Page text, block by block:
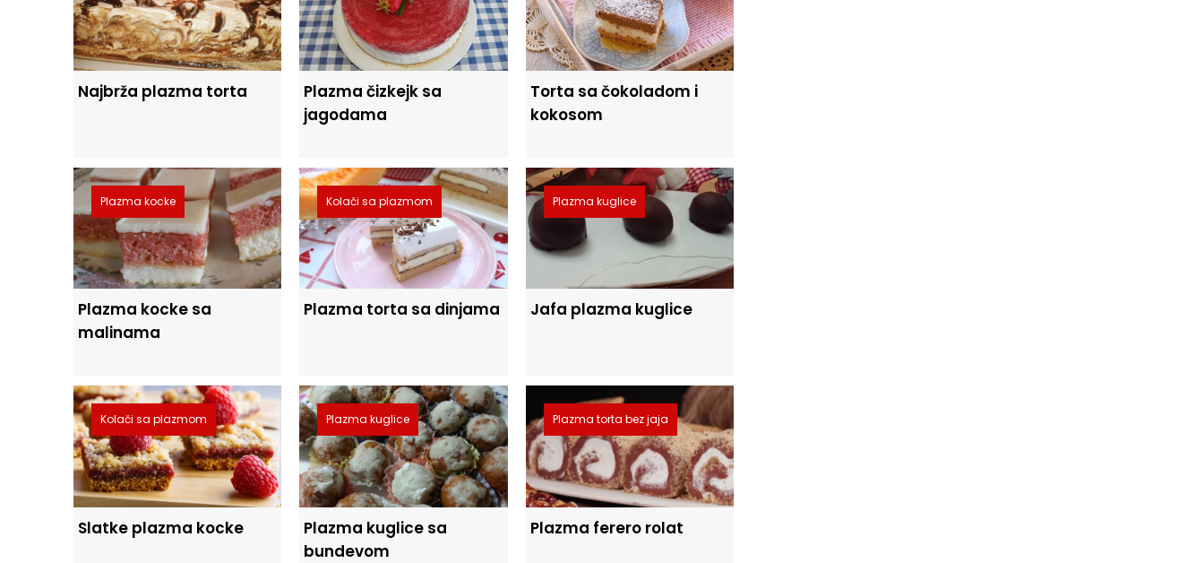
Najbrža plazma torta
Plazma čizkejk sa
jagodama
Torta sa čokoladom i
kokosom
Plazma kocke
Plazma kocke sa
malinama
Kolači sa plazmom
Plazma torta sa dinjama
Plazma kuglice
Jafa plazma kuglice
Kolači sa plazmom
Slatke plazma kocke
Plazma kuglice
Plazma kuglice sa
bundevom
Plazma torta bez jaja
Plazma ferero rolat